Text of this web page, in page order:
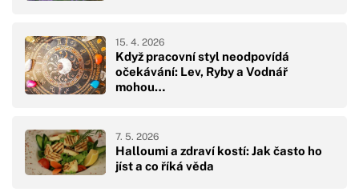
Když pracovní styl neodpovídá
očekávání: Lev, Ryby a Vodnář
mohou…
15. 4. 2026
Halloumi a zdraví kostí: Jak často ho
jíst a co říká věda
7. 5. 2026